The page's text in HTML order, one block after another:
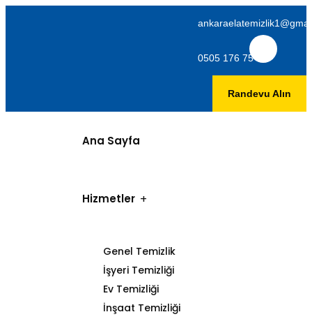
0505 176 75 06
Randevu Alın
Ana Sayfa
Hizmetler
Genel Temizlik
İşyeri Temizliği
Ev Temizliği
İnşaat Temizliği